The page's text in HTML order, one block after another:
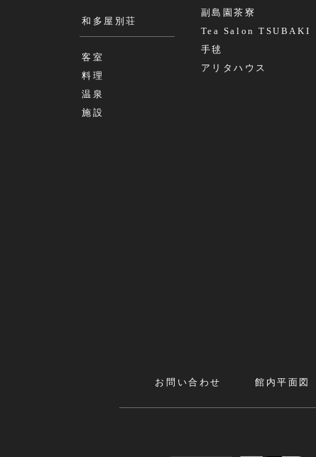
和多屋別荘
客室
料理
温泉
施設
副島園茶寮
Tea Salon TSUBAKI
手毬
アリタハウス
お問い合わせ 館内平面図